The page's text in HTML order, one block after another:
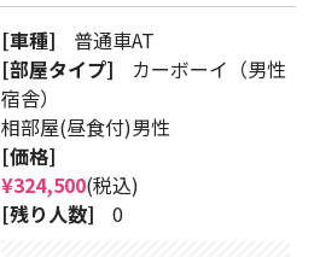
[車種]
普通車AT
[部屋タイプ]
カーボーイ（男性
宿舎）
相部屋(昼食付)男性
[価格]
¥324,500(税込)
[残り人数]
0